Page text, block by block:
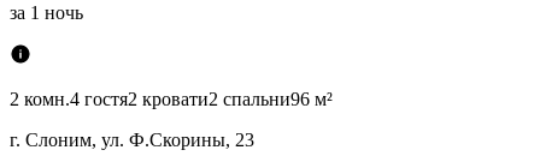
за 1 ночь
2 комн.4 гостя2 кровати2 спальни96 м²
г. Слоним, ул. Ф.Скорины, 23